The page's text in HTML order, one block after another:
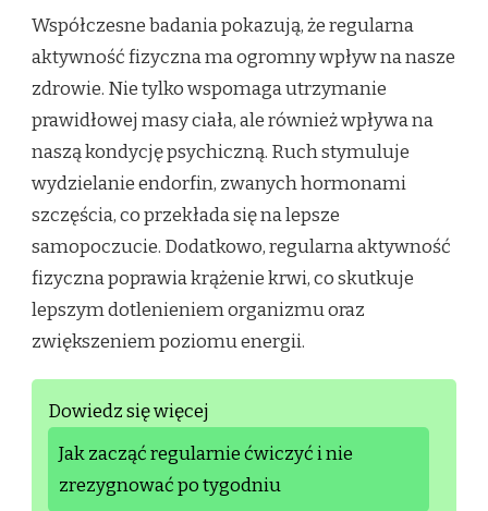
Współczesne badania pokazują, że regularna
aktywność fizyczna ma ogromny wpływ na nasze
zdrowie. Nie tylko wspomaga utrzymanie
prawidłowej masy ciała, ale również wpływa na
naszą kondycję psychiczną. Ruch stymuluje
wydzielanie endorfin, zwanych hormonami
szczęścia, co przekłada się na lepsze
samopoczucie. Dodatkowo, regularna aktywność
fizyczna poprawia krążenie krwi, co skutkuje
lepszym dotlenieniem organizmu oraz
zwiększeniem poziomu energii.
Dowiedz się więcej
Jak zacząć regularnie ćwiczyć i nie
zrezygnować po tygodniu